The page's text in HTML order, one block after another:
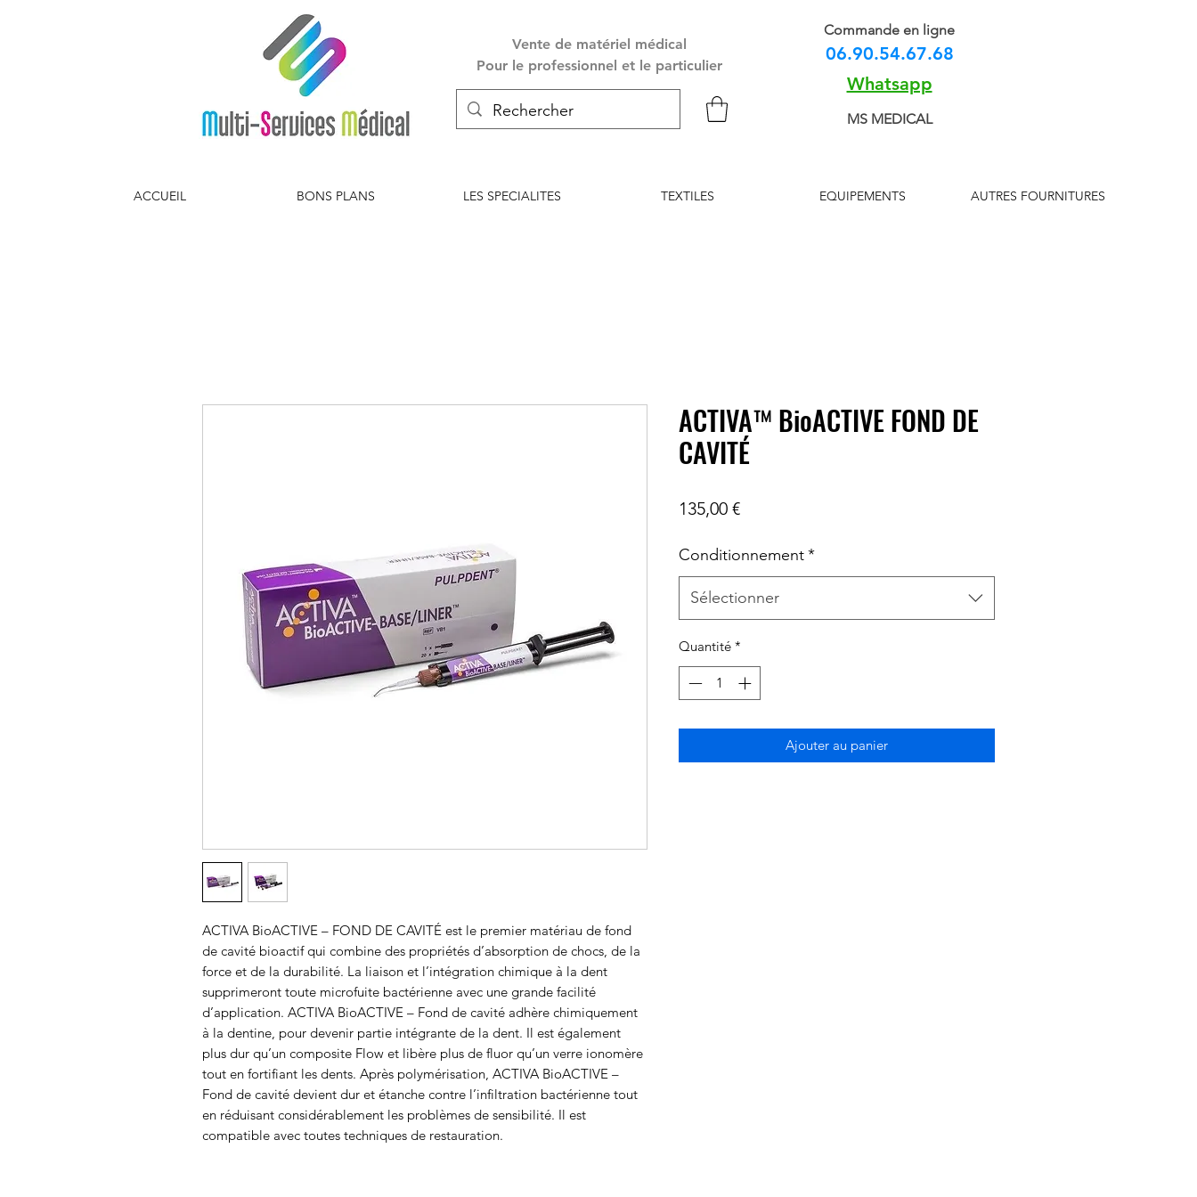
Vente de matériel médical
Pour le professionnel et le particulier
Commande en ligne
06.90.54.67.68
Whatsapp
MS MEDICAL
ACCUEIL BONS PLANS LES SPECIALITES TEXTILES EQUIPEMENTS AUTRES FOURNITURES
ACTIVA BioACTIVE – FOND DE CAVITÉ est le premier matériau de fond
de cavité bioactif qui combine des propriétés d’absorption de chocs, de la
force et de la durabilité. La liaison et l’intégration chimique à la dent
supprimeront toute microfuite bactérienne avec une grande facilité
d’application. ACTIVA BioACTIVE – Fond de cavité adhère chimiquement
à la dentine, pour devenir partie intégrante de la dent. Il est également
plus dur qu’un composite Flow et libère plus de fluor qu’un verre ionomère
tout en fortifiant les dents. Après polymérisation, ACTIVA BioACTIVE –
Fond de cavité devient dur et étanche contre l’infiltration bactérienne tout
en réduisant considérablement les problèmes de sensibilité. Il est
compatible avec toutes techniques de restauration.
ACTIVA™ BioACTIVE FOND DE
CAVITÉ
135,00 €Prix
Conditionnement*
Sélectionner
Quantité *
Ajouter au panier